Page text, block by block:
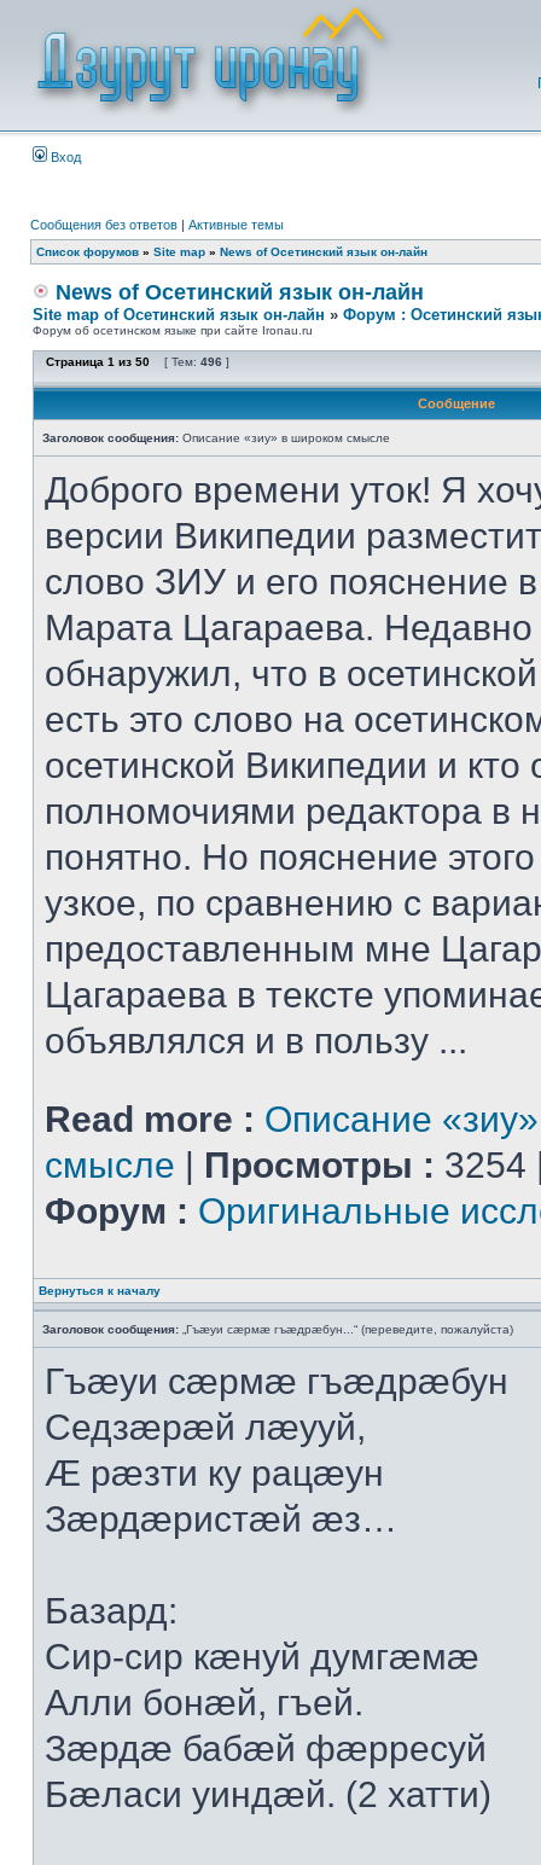
Вход
Сообщения без ответов | Активные темы
Список форумов » Site map » News of Осетинский язык он-лайн
News of Осетинский язык он-лайн
Site map of Осетинский язык он-лайн » Форум : Осетинский
Форум об осетинском языке при сайте Ironau.ru
Страница 1 из 50 [ Тем: 496 ]
Сообщение
Заголовок сообщения: Описание «зиу» в широком смысле
Доброго времени уток! Я
версии Википедии
слово ЗИУ и его пояснение
Марата Цагараева. Недавно
обнаружил, что в
есть это слово на
осетинской Википедии и кто
полномочиями редактора в
понятно. Но пояснение
узкое, по сравнению с
предоставленным мне
Цагараева в тексте
объявлялся и в пользу ...
Read more : Описание
смысле | Просмотры :
Форум : Оригинальные
Вернуться к началу
Заголовок сообщения: „Гъæуи сæрмæ гъæдрæбун...“ (переведите, пожалуйста)
Гъæуи сæрмæ гъæдрæбун
Седзæрæй лæууй,
Æ рæзти ку рацæун
Зæрдæристæй æз…
Базард:
Сир-сир кæнуй думгæмæ
Алли бонæй, гъей.
Зæрдæ бабæй фæрресуй
Бæласи уиндæй. (2 хатти)